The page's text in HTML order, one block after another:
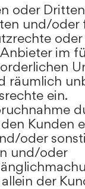
oder
und/
im
räumlich
ein.
Kunden
oder
und/oder
der